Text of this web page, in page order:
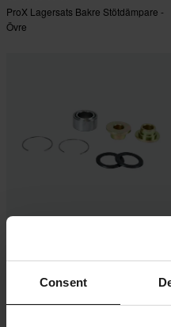
Consent
ProX Lagersats Bakre Stötdämpare -
Övre